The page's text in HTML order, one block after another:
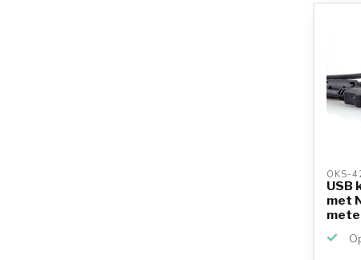
OKS-
USB
met